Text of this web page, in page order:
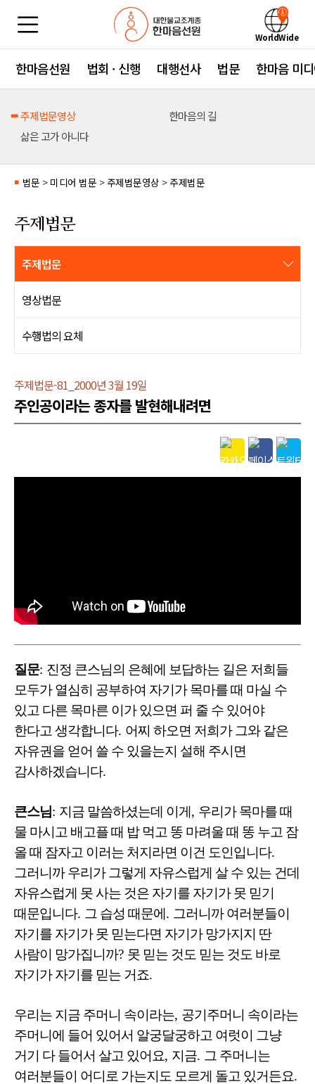
WorldWide
한마음선원 법회 · 신행 대행선사 법문 한마음 미
주제법문영상
한마음의 길
삶은 고가 아니다
■ 법문 > 미디어 법문 > 주제법문영상 > 주제법문
주제법문
주제법문
영상법문
수행법의 요체
주제법문-81_2000년 3월 19일
주인공이라는 종자를 발현해내려면
질문: 진정 큰스님의 은혜에 보답하는 길은 저희들
모두가 열심히 공부하여 자기가 목마를 때 마실 수
있고 다른 목마른 이가 있으면 퍼 줄 수 있어야
한다고 생각합니다. 어찌 하오면 저희가 그와 같은
자유권을 얻어 쓸 수 있을는지 설해 주시면
감사하겠습니다.
큰스님: 지금 말씀하셨는데 이게 , 우리가 목마를 때
물 마시고 배고플 때 밥 먹고 똥 마려울 때 똥 누고 잠
올 때 잠자고 이러는 처지라면 이건 도인입니다.
그러니까 우리가 그렇게 자유스럽게 살 수 있는 건데
자유스럽게 못 사는 것은 자기를 자기가 못 믿기
때문입니다. 그 습성 때문에 . 그러니까 여러분들이
자기를 자기가 못 믿는다면 자기가 망가지지 딴
사람이 망가집니까? 못 믿는 것도 믿는 것도 바로
자기가 자기를 믿는 거죠.
우리는 지금 주머니 속이라는, 공기주머니 속이라는
주머니에 들어 있어서 알궁달궁하고 여럿이 그냥
거기 다 들어서 살고 있어요, 지금. 그 주머니는
여러분들이 어디로 가는지도 모르게 돌고 있거든요.